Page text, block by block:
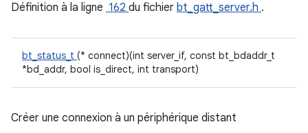
Définition à la ligne 162 du fichier bt_gatt_server.h .
bt_status_t (* connect)(int server_if, const bt_bdaddr_t
*bd_addr, bool is_direct, int transport)
Créer une connexion à un périphérique distant